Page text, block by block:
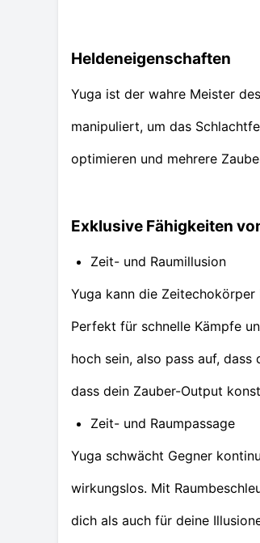
Heldeneigenschaften
Yuga ist der wahre Meister
manipuliert, um das
optimieren und mehrere
Exklusive Fähigkeiten
Zeit- und Raumillusion
Yuga kann die
Perfekt für schnelle Kämpfe
hoch sein, also pass auf,
dass dein Zauber-Output
Zeit- und Raumpassage
Yuga schwächt Gegner
wirkungslos. Mit
dich als auch für deine